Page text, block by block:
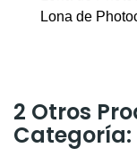
Lona de
2 Otros
Categoría: